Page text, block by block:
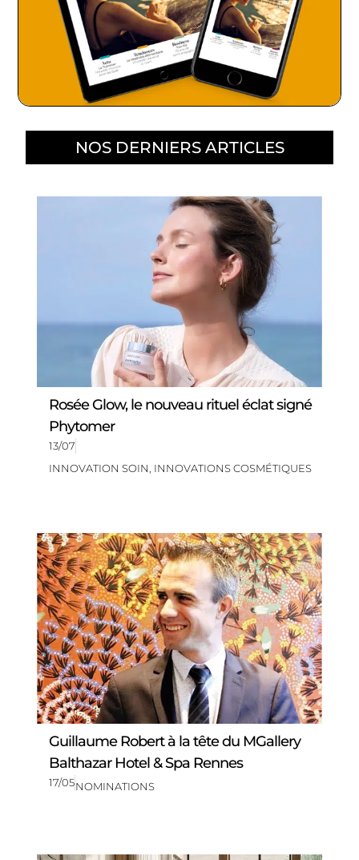
NOS DERNIERS ARTICLES
Rosée Glow, le nouveau rituel éclat signé
Phytomer
13/07
INNOVATION SOIN, INNOVATIONS COSMÉTIQUES
Guillaume Robert à la tête du MGallery
Balthazar Hotel & Spa Rennes
17/05NOMINATIONS